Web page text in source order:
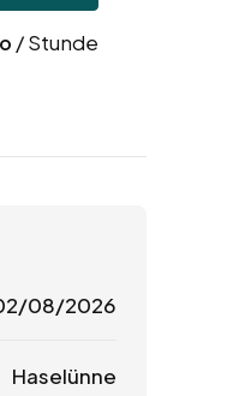
/ Stunde
08/2026
Haselünne